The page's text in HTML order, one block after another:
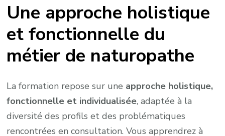
Une approche holistique
et fonctionnelle du
métier de naturopathe
La formation repose sur une approche holistique,
fonctionnelle et individualisée, adaptée à la
diversité des profils et des problématiques
rencontrées en consultation. Vous apprendrez à